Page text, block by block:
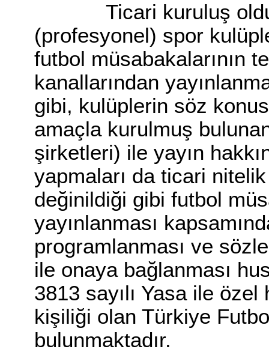
Ticari kuruluş
(profesyonel) spor
futbol müsabakalarının
kanallarından
gibi, kulüplerin söz
amaçla kurulmuş
şirketleri) ile yayın
yapmaları da ticari nitelik
değinildiği gibi futbol
yayınlanması
programlanması ve
ile onaya bağlanması
3813 sayılı Yasa ile
kişiliği olan Türkiye
bulunmaktadır.